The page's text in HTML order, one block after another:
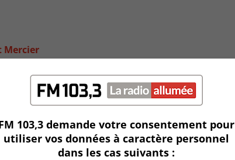
Mercier
103,3 demande votre consentement pour
utiliser vos données à caractère personnel
dans les cas suivants :